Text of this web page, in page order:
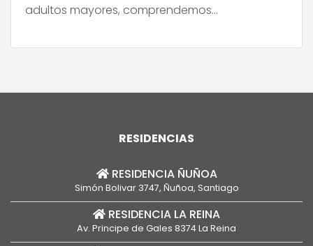
adultos mayores, comprendemos
desafíos emocionales que enfrentan las
RESIDENCIAS
RESIDENCIA ÑUÑOA
Simón Bolivar 3747, Ñuñoa, Santiago
RESIDENCIA LA REINA
Av. Principe de Gales 8374 La Reina